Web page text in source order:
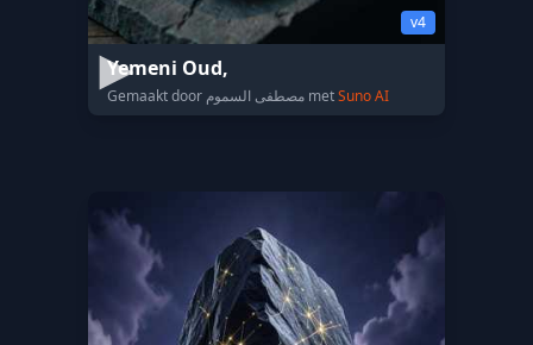
v4
Yemeni Oud,
Gemaakt door مصطفى السموم metSuno AI